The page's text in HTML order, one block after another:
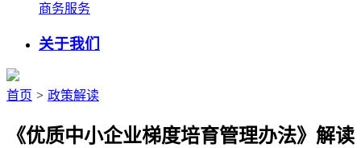
商务服务
关于我们
首页 > 政策解读
《优质中小企业梯度培育管理办法》解读